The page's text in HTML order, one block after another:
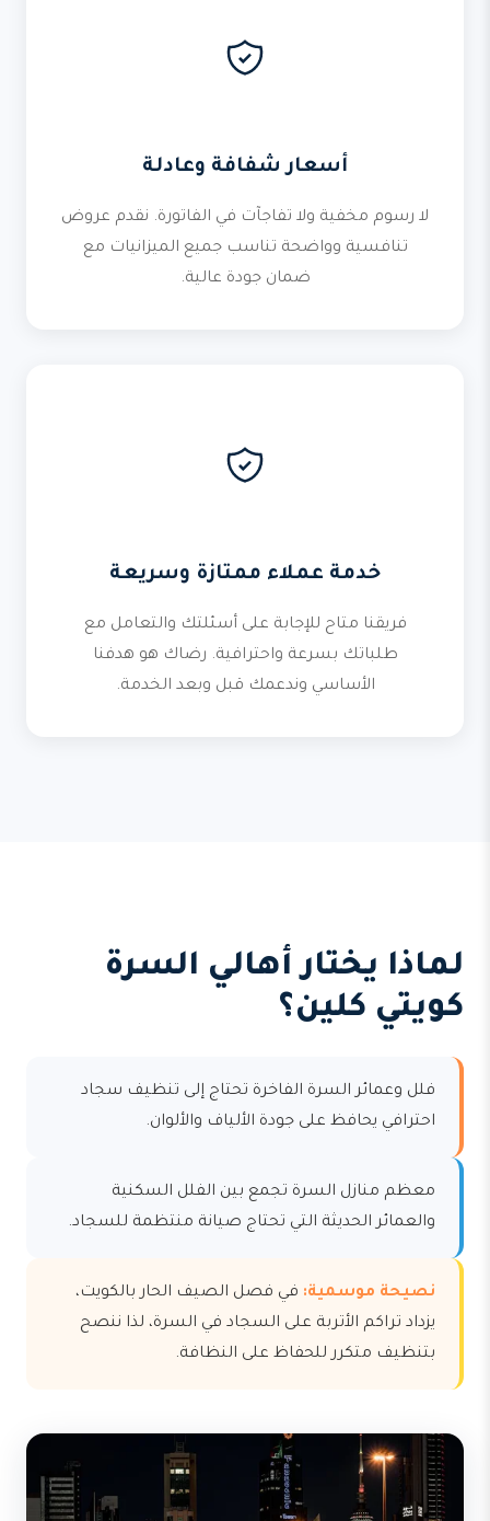
أسعار شفافة وعادلة
لا رسوم مخفية ولا تفاجآت في الفاتورة. نقدم عروض
تنافسية وواضحة تناسب جميع الميزانيات مع
ضمان جودة عالية.
خدمة عملاء ممتازة وسريعة
فريقنا متاح للإجابة على أسئلتك والتعامل مع
طلباتك بسرعة واحترافية. رضاك هو هدفنا
الأساسي وندعمك قبل وبعد الخدمة.
لماذا يختار أهالي السرة
كويتي كلين؟
فلل وعمائر السرة الفاخرة تحتاج إلى تنظيف سجاد
احترافي يحافظ على جودة الألياف والألوان.
معظم منازل السرة تجمع بين الفلل السكنية
والعمائر الحديثة التي تحتاج صيانة منتظمة للسجاد.
نصيحة موسمية: في فصل الصيف الحار بالكويت،
يزداد تراكم الأتربة على السجاد في السرة، لذا ننصح
بتنظيف متكرر للحفاظ على النظافة.